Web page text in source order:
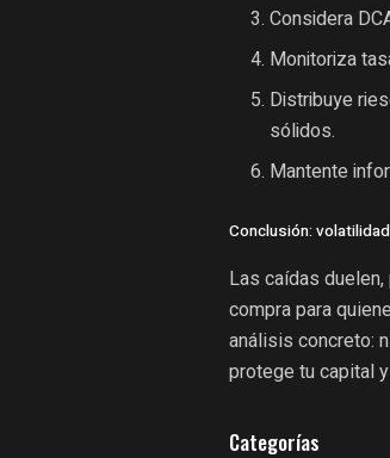
Considera
Monitoriza
Distribuye
sólidos.
Mantente
Conclusión:
Las caídas
compra para
análisis concreto:
protege tu capital
Categorías